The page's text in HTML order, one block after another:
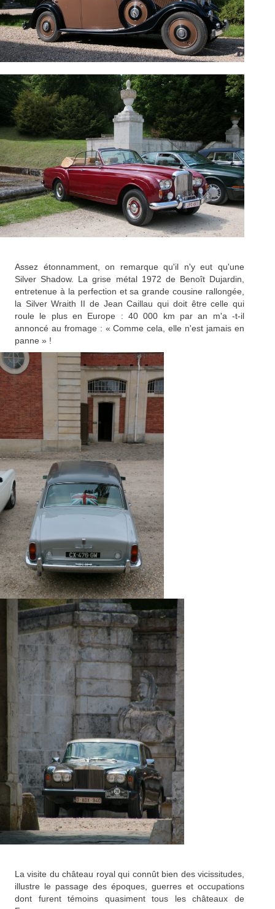
Assez étonnamment, on remarque qu'il n'y eut qu'une
Silver Shadow. La grise métal 1972 de Benoît Dujardin,
entretenue à la perfection et sa grande cousine rallongée,
la Silver Wraith II de Jean Caillau qui doit être celle qui
roule le plus en Europe : 40 000 km par an m'a -t-il
annoncé au fromage : « Comme cela, elle n'est jamais en
panne » !
La visite du château royal qui connût bien des vicissitudes,
illustre le passage des époques, guerres et occupations
dont furent témoins quasiment tous les châteaux de